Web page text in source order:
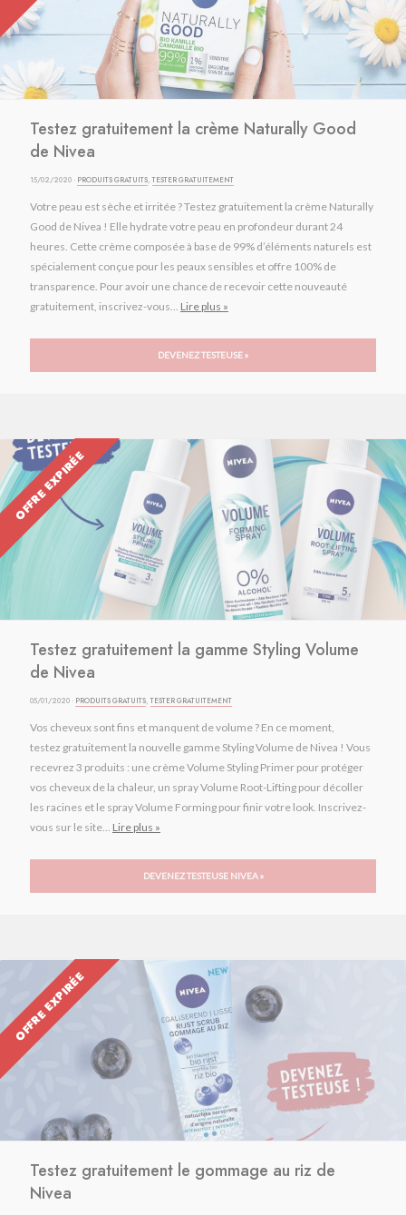
Testez gratuitement la crème Naturally Good
de Nivea
15/02/2020 · PRODUITS GRATUITS,TESTER GRATUITEMENT
Votre peau est sèche et irritée ? Testez gratuitement la crème Naturally
Good de Nivea ! Elle hydrate votre peau en profondeur durant 24
heures. Cette crème composée à base de 99% d’éléments naturels est
spécialement conçue pour les peaux sensibles et offre 100% de
transparence. Pour avoir une chance de recevoir cette nouveauté
gratuitement, inscrivez-vous... Lire plus »
DEVENEZ TESTEUSE »
OFFRE EXPIRÉE
Testez gratuitement la gamme Styling Volume
de Nivea
05/01/2020 · PRODUITS GRATUITS,TESTER GRATUITEMENT
Vos cheveux sont fins et manquent de volume ? En ce moment,
testez gratuitement la nouvelle gamme Styling Volume de Nivea ! Vous
recevrez 3 produits : une crème Volume Styling Primer pour protéger
vos cheveux de la chaleur, un spray Volume Root-Lifting pour décoller
les racines et le spray Volume Forming pour finir votre look. Inscrivez-
vous sur le site... Lire plus »
DEVENEZ TESTEUSE NIVEA »
OFFRE EXPIRÉE
Testez gratuitement le gommage au riz de
Nivea